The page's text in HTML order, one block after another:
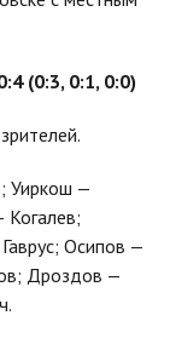
(0:3, 0:1, 0:0)
Уиркош —
Когалев;
Осипов —
Дроздов —